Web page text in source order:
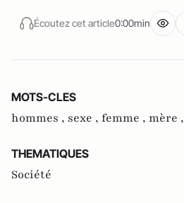
Écoutez cet article0:00min
MOTS-CLES
hommes , sexe , femme , mère ,
THEMATIQUES
Société